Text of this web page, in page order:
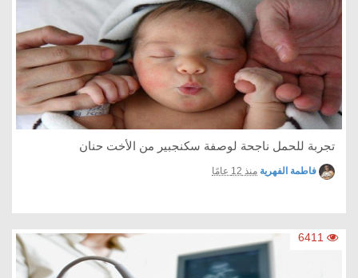
تجربة للحمل ناجحة لوصفة سكنجبير من الأخت حنان
فاطمة الفهرية منذ 12 عامًا
6411